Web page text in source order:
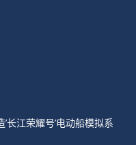
长江荣耀号’电动船模拟系